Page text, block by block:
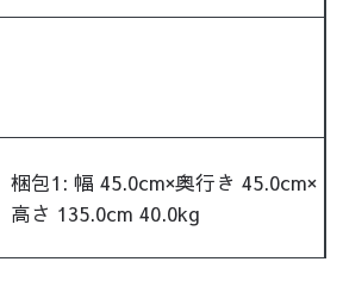
梱包1: 幅 45.0cm×奥行き 45.0cm×
高さ 135.0cm 40.0kg